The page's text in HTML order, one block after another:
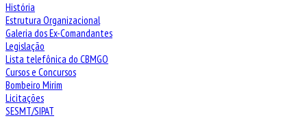
História
Estrutura Organizacional
Galeria dos Ex-Comandantes
Legislação
Lista telefônica do CBMGO
Cursos e Concursos
Bombeiro Mirim
Licitações
SESMT/SIPAT